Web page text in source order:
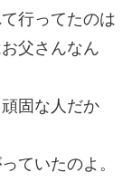
行ってたのは
父さんなん
固な人だか
ていたのよ。